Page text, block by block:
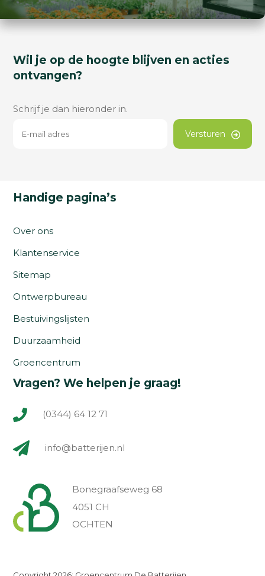
Wil je op de hoogte blijven en acties
ontvangen?
Schrijf je dan hieronder in.
Versturen
Handige pagina’s
Over ons
Klantenservice
Sitemap
Ontwerpbureau
Bestuivingslijsten
Duurzaamheid
Groencentrum
Vragen? We helpen je graag!
(0344) 64 12 71
info@batterijen.nl
Bonegraafseweg 68
4051 CH
OCHTEN